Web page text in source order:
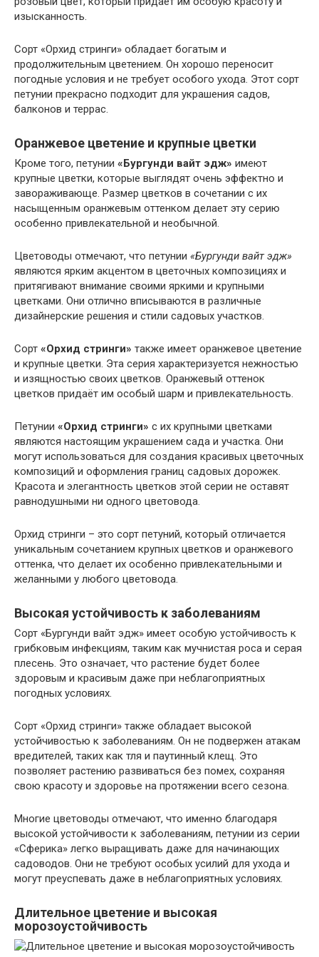
изысканность.
Сорт «Орхид стринги» обладает богатым и
продолжительным цветением. Он хорошо переносит
погодные условия и не требует особого ухода. Этот сорт
петунии прекрасно подходит для украшения садов,
балконов и террас.
Оранжевое цветение и крупные цветки
Кроме того, петунии «Бургунди вайт эдж» имеют
крупные цветки, которые выглядят очень эффектно и
завораживающе. Размер цветков в сочетании с их
насыщенным оранжевым оттенком делает эту серию
особенно привлекательной и необычной.
Цветоводы отмечают, что петунии «Бургунди вайт эдж»
являются ярким акцентом в цветочных композициях и
притягивают внимание своими яркими и крупными
цветками. Они отлично вписываются в различные
дизайнерские решения и стили садовых участков.
Сорт «Орхид стринги» также имеет оранжевое цветение
и крупные цветки. Эта серия характеризуется нежностью
и изящностью своих цветков. Оранжевый оттенок
цветков придаёт им особый шарм и привлекательность.
Петунии «Орхид стринги» с их крупными цветками
являются настоящим украшением сада и участка. Они
могут использоваться для создания красивых цветочных
композиций и оформления границ садовых дорожек.
Красота и элегантность цветков этой серии не оставят
равнодушными ни одного цветовода.
Орхид стринги – это сорт петуний, который отличается
уникальным сочетанием крупных цветков и оранжевого
оттенка, что делает их особенно привлекательными и
желанными у любого цветовода.
Высокая устойчивость к заболеваниям
Сорт «Бургунди вайт эдж» имеет особую устойчивость к
грибковым инфекциям, таким как мучнистая роса и серая
плесень. Это означает, что растение будет более
здоровым и красивым даже при неблагоприятных
погодных условиях.
Сорт «Орхид стринги» также обладает высокой
устойчивостью к заболеваниям. Он не подвержен атакам
вредителей, таких как тля и паутинный клещ. Это
позволяет растению развиваться без помех, сохраняя
свою красоту и здоровье на протяжении всего сезона.
Многие цветоводы отмечают, что именно благодаря
высокой устойчивости к заболеваниям, петунии из серии
«Сферика» легко выращивать даже для начинающих
садоводов. Они не требуют особых усилий для ухода и
могут преуспевать даже в неблагоприятных условиях.
Длительное цветение и высокая
морозоустойчивость